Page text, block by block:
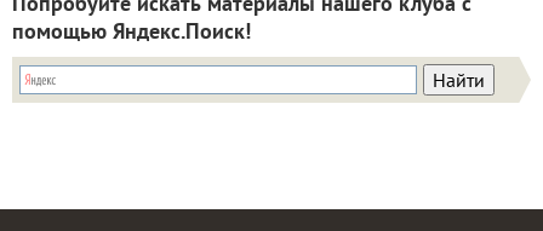
помощью Яндекс.Поиск!